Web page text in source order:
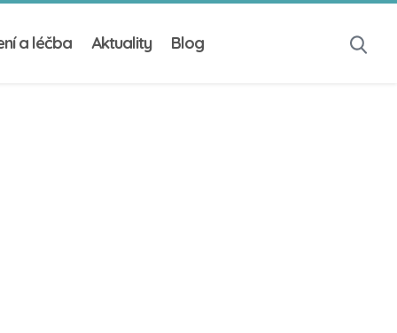
a léčba Aktuality Blog